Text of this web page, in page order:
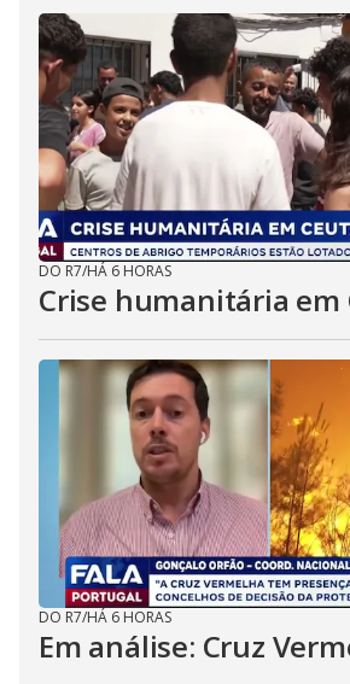
DO R7/HÁ 6 HORAS
Crise humanitária em
DO R7/HÁ 6 HORAS
Em análise: Cruz